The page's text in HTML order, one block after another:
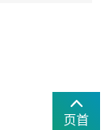
页首